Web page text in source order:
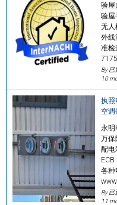
验屋
验屋
无人
外线
准检
By 已
10
执照
空调
永明
万保
配电
各种
By 已
11